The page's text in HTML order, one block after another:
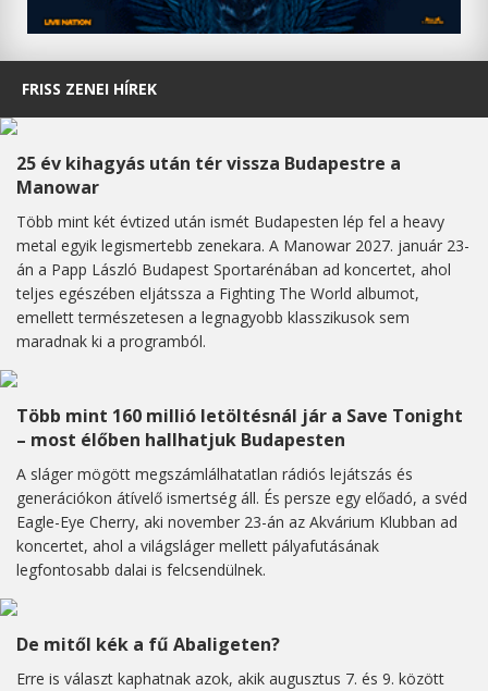
FRISS ZENEI HÍREK
25 év kihagyás után tér vissza Budapestre a
Manowar
Több mint két évtized után ismét Budapesten lép fel a heavy
metal egyik legismertebb zenekara. A Manowar 2027. január 23-
án a Papp László Budapest Sportarénában ad koncertet, ahol
teljes egészében eljátssza a Fighting The World albumot,
emellett természetesen a legnagyobb klasszikusok sem
maradnak ki a programból.
Több mint 160 millió letöltésnál jár a Save Tonight
– most élőben hallhatjuk Budapesten
A sláger mögött megszámlálhatatlan rádiós lejátszás és
generációkon átívelő ismertség áll. És persze egy előadó, a svéd
Eagle-Eye Cherry, aki november 23-án az Akvárium Klubban ad
koncertet, ahol a világsláger mellett pályafutásának
legfontosabb dalai is felcsendülnek.
De mitől kék a fű Abaligeten?
Erre is választ kaphatnak azok, akik augusztus 7. és 9. között